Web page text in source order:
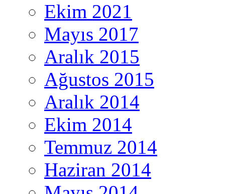
Ekim 2021
Mayıs 2017
Aralık 2015
Ağustos 2015
Aralık 2014
Ekim 2014
Temmuz 2014
Haziran 2014